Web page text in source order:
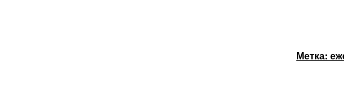
Метка: